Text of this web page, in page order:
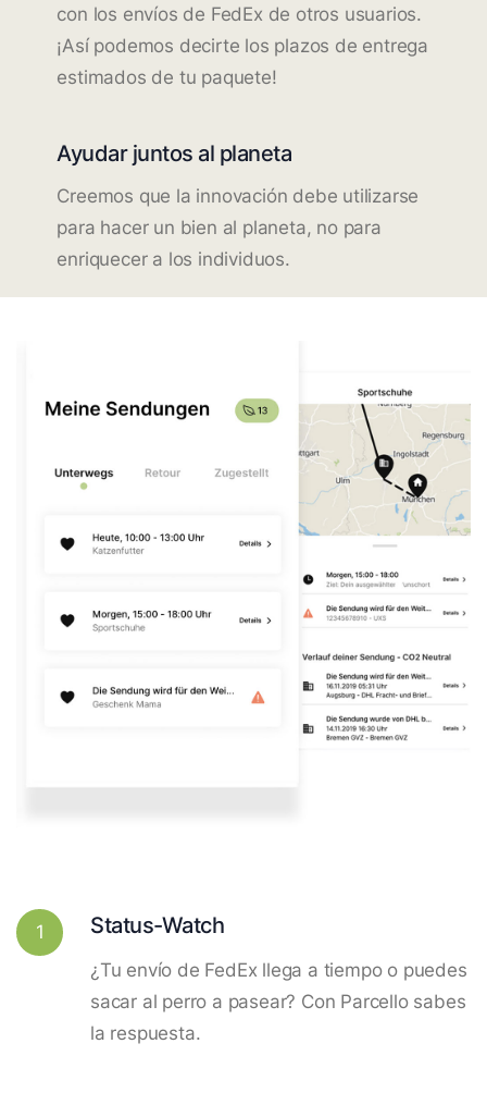
con los envíos de FedEx de otros usuarios.
¡Así podemos decirte los plazos de entrega
estimados de tu paquete!
Ayudar juntos al planeta
Creemos que la innovación debe utilizarse
para hacer un bien al planeta, no para
enriquecer a los individuos.
1 Status-Watch
¿Tu envío de FedEx llega a tiempo o puedes
sacar al perro a pasear? Con Parcello sabes
la respuesta.